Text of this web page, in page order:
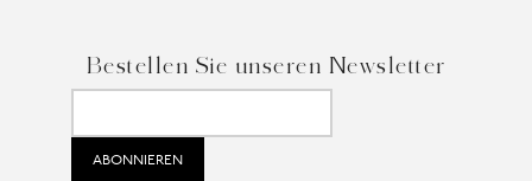
Bestellen Sie unseren Newsletter